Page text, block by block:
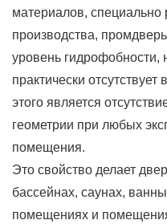
материалов, специально
производства,
уровень
практически
этого является
геометрии при любых
помещения.
Это свойство делает
бассейнах, саунах,
помещениях и